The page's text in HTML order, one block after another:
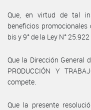
Que, en virtud de tal
beneficios promocionales
bis y 9° de la Ley N°
Que la Dirección General
PRODUCCIÓN Y
compete.
Que la presente